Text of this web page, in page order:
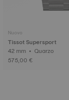
Nuovo
Tissot Supersport
42 mm • Quarzo
575,00 €